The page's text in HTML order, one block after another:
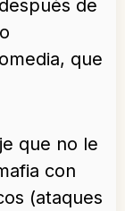
de
que
que no le
con
(ataques